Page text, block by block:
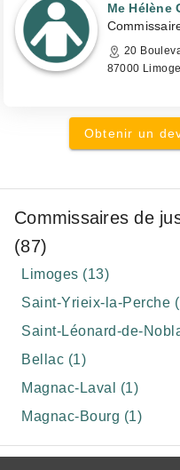
Me Hélène
20
87000
Obtenir un
Commissaires de
(87)
Limoges (13)
Saint-Yrieix-la-Perche
Saint-Léonard-de-
Bellac (1)
Magnac-Laval (1)
Magnac-Bourg (1)